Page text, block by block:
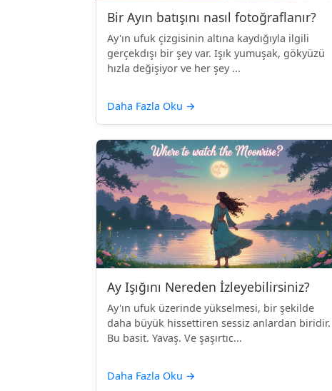
Bir Ayın batışını nasıl fotoğraflanır?
Ay'ın ufuk çizgisinin altına kaydığıyla ilgili
gerçekdışı bir şey var. Işık yumuşak, gökyüzü
hızla değişiyor ve her şey ...
Daha Fazla Oku →
Ay Işığını Nereden İzleyebilirsiniz?
Ay'ın ufuk üzerinde yükselmesi, bir şekilde
daha büyük hissettiren sessiz anlardan biridir.
Bu basit. Yavaş. Ve şaşırtıc...
Daha Fazla Oku →